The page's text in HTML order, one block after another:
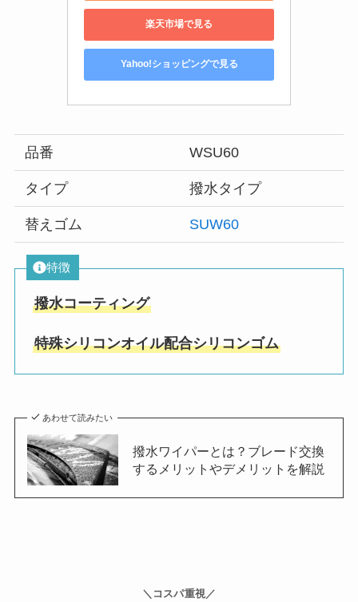
楽天市場で見る
Yahoo!ショッピングで見る
品番 WSU60
タイプ 撥水タイプ
替えゴム SUW60
特徴
撥水コーティング
特殊シリコンオイル配合シリコンゴム
あわせて読みたい
撥水ワイパーとは？ブレード交換
するメリットやデメリットを解説
＼コスパ重視／